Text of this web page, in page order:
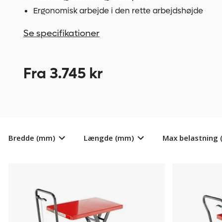
Ergonomisk arbejde i den rette arbejdshøjde
Se specifikationer
Fra 3.745 kr
Bredde (mm) Længde (mm) Max belastning
løfteområde